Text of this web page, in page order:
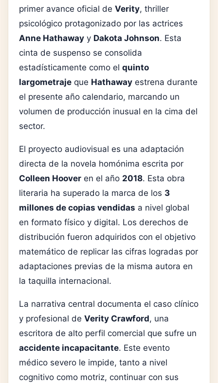
primer avance oficial de Verity, thriller
psicológico protagonizado por las actrices
Anne Hathaway y Dakota Johnson. Esta
cinta de suspenso se consolida
estadísticamente como el quinto
largometraje que Hathaway estrena durante
el presente año calendario, marcando un
volumen de producción inusual en la cima del
sector.
El proyecto audiovisual es una adaptación
directa de la novela homónima escrita por
Colleen Hoover en el año 2018. Esta obra
literaria ha superado la marca de los 3
millones de copias vendidas a nivel global
en formato físico y digital. Los derechos de
distribución fueron adquiridos con el objetivo
matemático de replicar las cifras logradas por
adaptaciones previas de la misma autora en
la taquilla internacional.
La narrativa central documenta el caso clínico
y profesional de Verity Crawford, una
escritora de alto perfil comercial que sufre un
accidente incapacitante. Este evento
médico severo le impide, tanto a nivel
cognitivo como motriz, continuar con sus